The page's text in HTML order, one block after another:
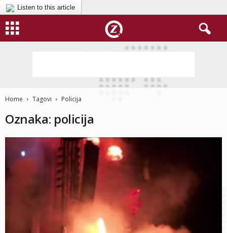
Listen to this article
Home Tagovi Policija
Oznaka: policija